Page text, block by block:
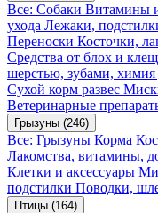
Все: Собаки Витамины
ухода Лежаки,
Переноски Косточки,
Средства от блох и
шерстью, зубами, химия
Сухой корм развес
Ветеринарные
Грызуны (246)
Все: Грызуны Корма
Лакомства, витамины,
Клетки и аксессуары
подстилки Поводки,
Птицы (164)